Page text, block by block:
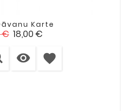
Karte
€ Cena
18,00 €
 favorite